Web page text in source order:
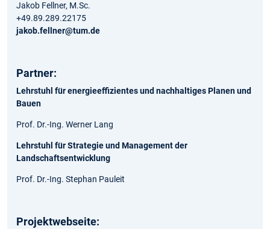
Jakob Fellner, M.Sc.
+49.89.289.22175
jakob.fellner@tum.de
Partner:
Lehrstuhl für energieeffizientes und nachhaltiges Planen und
Bauen
Prof. Dr.-Ing. Werner Lang
Lehrstuhl für Strategie und Management der
Landschaftsentwicklung
Prof. Dr.-Ing. Stephan Pauleit
Projektwebseite: